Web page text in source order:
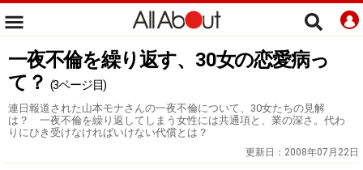
一夜不倫を繰り返す、30女の恋愛病っ
て？ (3ページ目)
連日報道された山本モナさんの一夜不倫について、30女たちの見解
は？ 一夜不倫を繰り返してしまう女性には共通項と、業の深さ。代わ
りにひき受けなければいけない代償とは？
更新日： 2008年07月22日